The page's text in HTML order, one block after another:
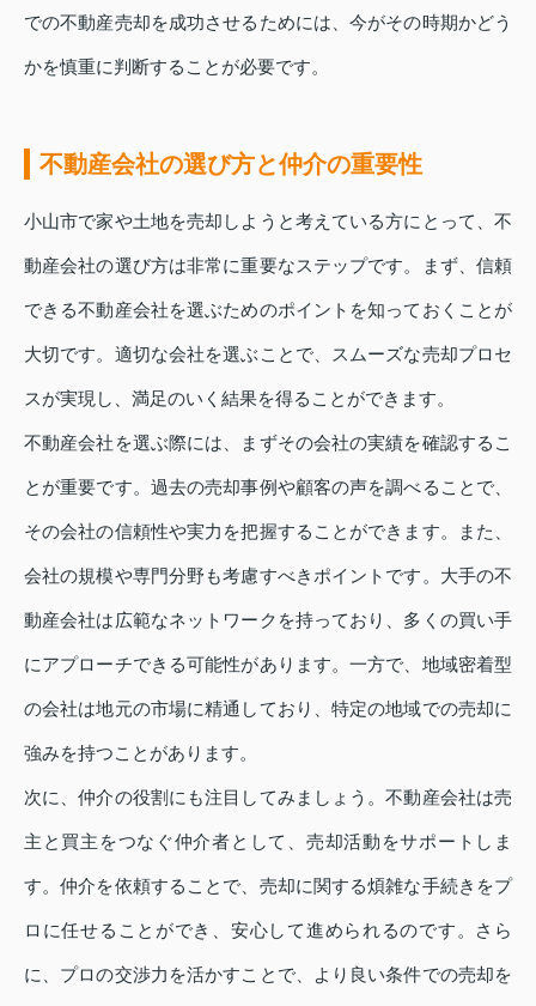
での不動産売却を成功させるためには、今がその時期かどう
かを慎重に判断することが必要です。
不動産会社の選び方と仲介の重要性
小山市で家や土地を売却しようと考えている方にとって、不
動産会社の選び方は非常に重要なステップです。まず、信頼
できる不動産会社を選ぶためのポイントを知っておくことが
大切です。適切な会社を選ぶことで、スムーズな売却プロセ
スが実現し、満足のいく結果を得ることができます。
不動産会社を選ぶ際には、まずその会社の実績を確認するこ
とが重要です。過去の売却事例や顧客の声を調べることで、
その会社の信頼性や実力を把握することができます。また、
会社の規模や専門分野も考慮すべきポイントです。大手の不
動産会社は広範なネットワークを持っており、多くの買い手
にアプローチできる可能性があります。一方で、地域密着型
の会社は地元の市場に精通しており、特定の地域での売却に
強みを持つことがあります。
次に、仲介の役割にも注目してみましょう。不動産会社は売
主と買主をつなぐ仲介者として、売却活動をサポートしま
す。仲介を依頼することで、売却に関する煩雑な手続きをプ
ロに任せることができ、安心して進められるのです。さら
に、プロの交渉力を活かすことで、より良い条件での売却を